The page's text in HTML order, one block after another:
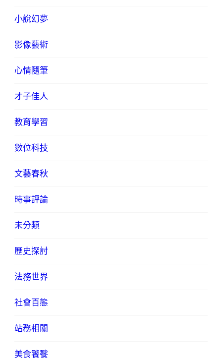
小說幻夢
影像藝術
心情隨筆
才子佳人
教育學習
數位科技
文藝春秋
時事評論
未分類
歷史探討
法務世界
社會百態
站務相關
美食饕餮